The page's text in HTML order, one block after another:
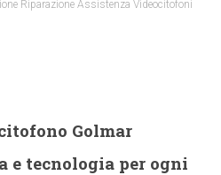
Riparazione Assistenza Videocitofoni
Golmar
e tecnologia per ogni